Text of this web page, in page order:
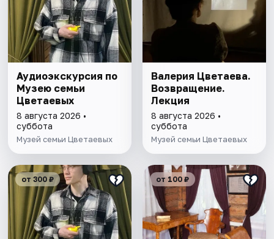
Аудиоэкскурсия по
Музею семьи
Цветаевых
8 августа 2026 •
суббота
Музей семьи Цветаевых
Валерия Цветаева.
Возвращение.
Лекция
8 августа 2026 •
суббота
Музей семьи Цветаевых
от 300 ₽ от 100 ₽